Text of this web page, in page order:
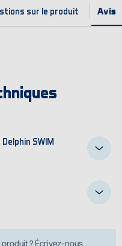
sur le produit
SWIM
? Écrivez-nous